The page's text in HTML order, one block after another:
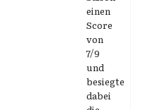
einen
Score
von
7/9
und
besiegte
dabei